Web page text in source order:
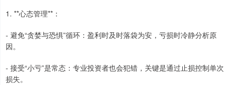
1. **心态管理**：
- 避免“贪婪与恐惧”循环：盈利时及时落袋为安，亏损时冷静分析原
因。
- 接受“小亏”是常态：专业投资者也会犯错，关键是通过止损控制单次
损失。